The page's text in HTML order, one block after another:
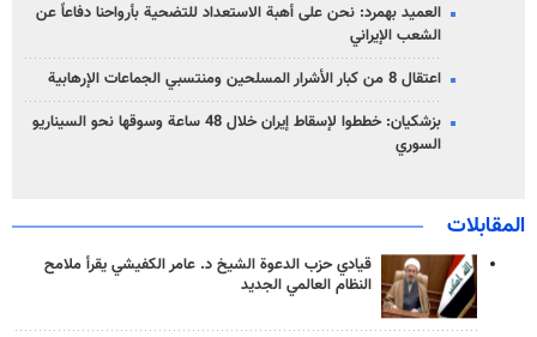
العميد بهمرد: نحن على أهبة الاستعداد للتضحية بأرواحنا دفاعاً عن
الشعب الإيراني
اعتقال 8 من كبار الأشرار المسلحين ومنتسبي الجماعات الإرهابية
بزشكيان: خططوا لإسقاط إيران خلال 48 ساعة وسوقها نحو السيناريو
السوري
المقابلات
قيادي حزب الدعوة الشيخ د. عامر الكفيشي يقرأ ملامح
النظام العالمي الجديد